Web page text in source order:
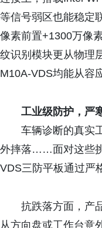
等信号弱区也能稳定
像素前置+1300万像
纹识别模块更从物理
M10A-VDS均能从容
工业级防护，严
车辆诊断的真实
外摔落……面对这些
VDS三防平板通过严
抗跌落方面，产
从方向盘或工作台意